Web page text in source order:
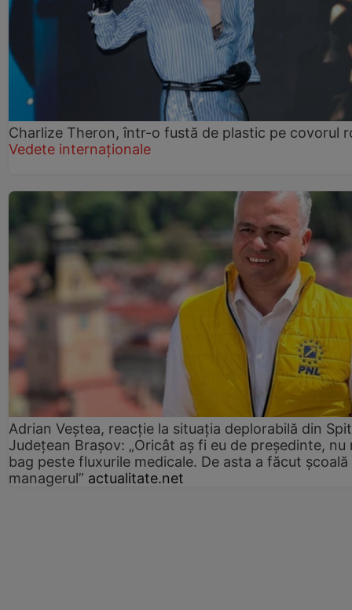
Charlize Theron, într-o fustă de plastic pe covorul
Vedete internaționale
Adrian Veștea, reacție la situația deplorabilă din
Județean Brașov: „Oricât aș fi eu de președinte, nu
bag peste fluxurile medicale. De asta a făcut școală
managerul” actualitate.net